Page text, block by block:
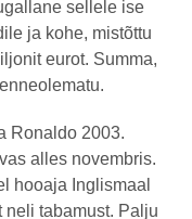
sellele ise
ja kohe, mistõttu
eurot. Summa,
Ronaldo 2003.
alles novembris.
hooaja Inglismaal
neli tabamust. Palju